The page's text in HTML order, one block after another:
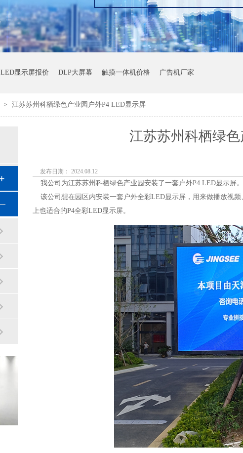
LED显示屏报价 DLP大屏幕 触摸一体机价格 广告机厂家
> 江苏苏州科栖绿色产业园户外P4 LED显示屏
江苏苏州科栖绿
发布日期： 2024.08.12
我公司为江苏苏州科栖绿色产业园安装了一套户外P4 LED显示屏。
该公司想在园区内安装一套户外全彩LED显示屏，用来做播放视
上也适合的P4全彩LED显示屏。